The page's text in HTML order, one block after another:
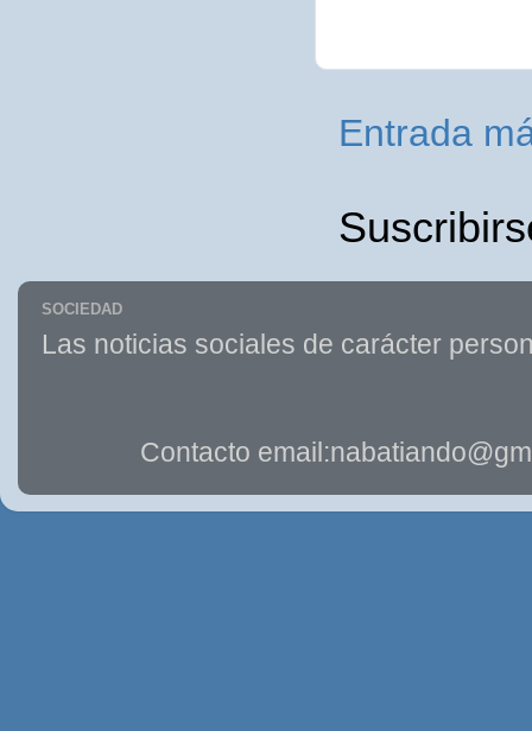
Entrada
SOCIEDAD
Las noticias sociales de carácter
Contacto